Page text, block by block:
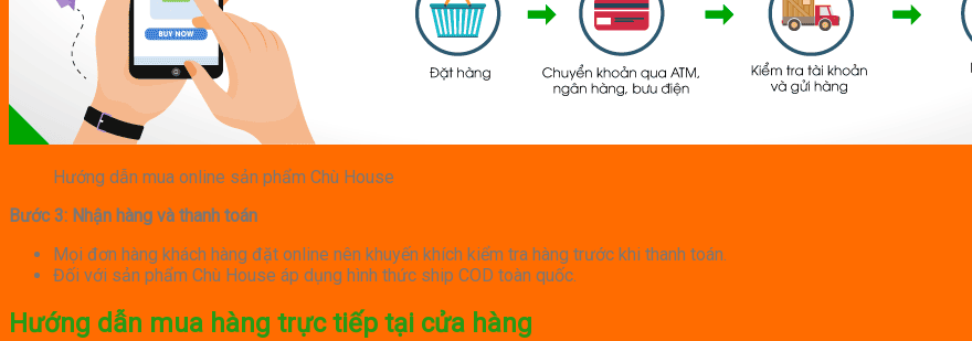
Hướng dẫn mua online sản phẩm Chù House
Bước 3: Nhận hàng và thanh toán
Mọi đơn hàng khách hàng đặt online nên khuyến khích kiểm tra hàng trước khi thanh toán.
Đối với sản phẩm Chù House áp dụng hình thức ship COD toàn quốc.
Hướng dẫn mua hàng trực tiếp tại cửa hàng